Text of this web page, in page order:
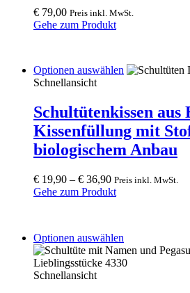
€ 79,00 Preis inkl. MwSt.
Gehe zum Produkt
Optionen auswählen This
multiple
variants.
The
options
may
chosen
Schnellansicht
Schultütenkissen aus
Kissenfüllung mit
biologischem Anbau
€ 19,90 – € 36,90 Preis inkl. MwSt.
Gehe zum Produkt
Optionen auswählen
product
has
Schnellansicht